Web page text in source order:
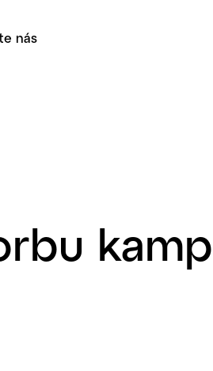
nás